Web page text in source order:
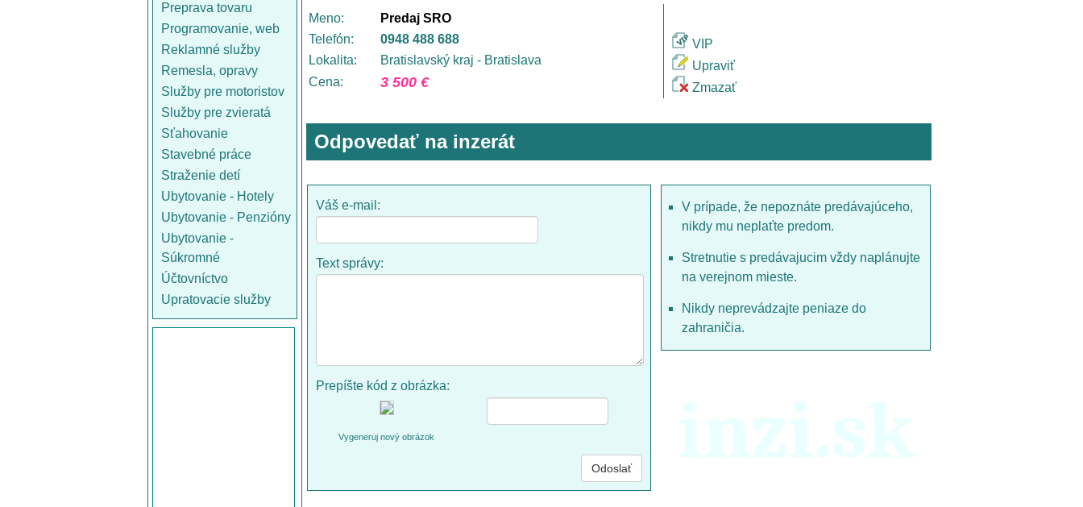
Preprava tovaru
Programovanie, web
Reklamné služby
Remesla, opravy
Služby pre motoristov
Služby pre zvieratá
Sťahovanie
Stavebné práce
Straženie detí
Ubytovanie - Hotely
Ubytovanie - Penzióny
Ubytovanie -
Súkromné
Účtovníctvo
Upratovacie služby
Meno:
Predaj SRO
Telefón:
0948 488 688
Lokalita:
Bratislavský kraj - Bratislava
Cena:
3 500 €
VIP
Upraviť
Zmazať
Odpovedať na inzerát
Váš e-mail:
Text správy:
Prepíšte kód z obrázka:
Vygeneruj nový obrázok
V prípade, že nepoznáte predávajúceho,
nikdy mu neplaťte predom.
Stretnutie s predávajucim vždy naplánujte
na verejnom mieste.
Nikdy neprevádzajte peniaze do
zahraničia.